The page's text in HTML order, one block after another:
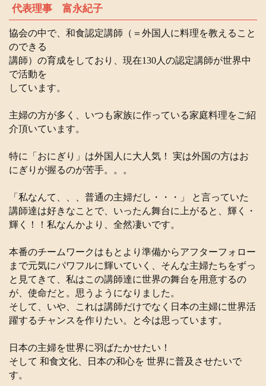
代表理事 富永紀子
協会の中で、和食認定講師（＝外国人に料理を教えること
のできる
講師）の育成をしており、現在130人の認定講師が世界中
で活動を
しています。
主婦の方が多く、いつも家族に作っている家庭料理をご紹
介頂いています。
特に「おにぎり」は外国人に大人気！ 実は外国の方はお
にぎりが握るのが苦手。。。
「私なんて、、、普通の主婦だし・・・」 と言っていた
講師達は好きなことで、いったん舞台に上がると、輝く・
輝く！！私なんかより、全然凄いです。
本番のチームワークはもとより準備からアフターフォロー
まで元気にパワフルに輝いていく、そんな主婦たちをずっ
と見てきて、私はこの講師達に世界の舞台を用意するの
が、使命だと。思うようになりました。
そして、いや、これは講師だけでなく日本の主婦に世界活
躍するチャンスを作りたい。と今は思っています。
日本の主婦を世界に羽ばたかせたい！
そして 和食文化、日本の和心を 世界に普及させたいで
す。